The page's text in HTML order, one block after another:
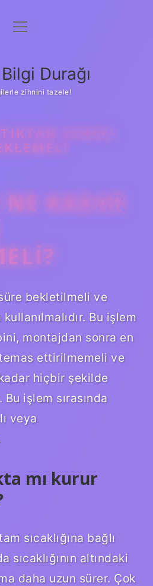
Anasayfa
Uyarı
menüyü
Durağı
zihnini tazele!
SONRA
KADAR
bekletilmeli ve
Bu işlem
montajdan sonra en
ettirilmemeli ve
hiçbir şekilde
Bu işlem sırasında
veya
mı kurur
sıcaklığına bağlı
sıcaklığının altındaki
daha uzun sürer. Çok